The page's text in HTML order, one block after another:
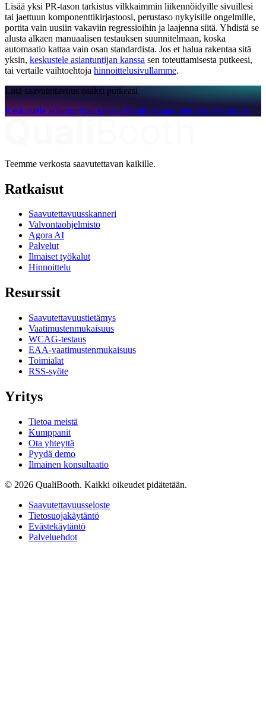
Lisää yksi PR-tason tarkistus vilkkaimmin liikennöidyille sivuillesi
tai jaettuun komponenttikirjastoosi, perustaso nykyisille ongelmille,
portita vain uusiin vakaviin regressioihin ja laajenna siitä. Yhdistä se
alusta alkaen manuaalisen testauksen suunnitelmaan, koska
automaatio kattaa vain osan standardista. Jos et halua rakentaa sitä
yksin, keskustele asiantuntijan kanssa sen toteuttamisesta putkeesi,
tai vertaile vaihtoehtoja hinnoittelusivullamme.
Liitä saavutettavuus osaksi putkeasi
Keskustele asiantuntijan kanssa Ilmainen saavutettavuusskannaus
Teemme verkosta saavutettavan kaikille.
Ratkaisut
Saavutettavuusskanneri
Valvontaohjelmisto
Agora AI
Palvelut
Ilmaiset työkalut
Hinnoittelu
Resurssit
Saavutettavuustietämys
Vaatimustenmukaisuus
WCAG-testaus
EAA-vaatimustenmukaisuus
Toimialat
RSS-syöte
Yritys
Tietoa meistä
Kumppanit
Ota yhteyttä
Pyydä demo
Ilmainen konsultaatio
© 2026 QualiBooth. Kaikki oikeudet pidätetään.
Saavutettavuusseloste
Tietosuojakäytäntö
Evästekäytäntö
Palveluehdot